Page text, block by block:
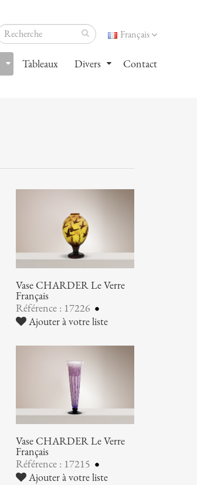
Français
Tableaux Divers Contact
Vase CHARDER Le Verre
Français
Référence : 17226
Ajouter à votre liste
Vase CHARDER Le Verre
Français
Référence : 17215
Ajouter à votre liste